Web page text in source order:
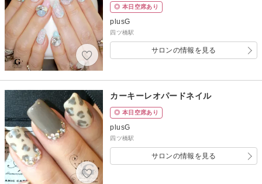
◎ 本日空席あり
plusG
四ツ橋駅
サロンの情報を見る
カーキーレオパードネイル
◎ 本日空席あり
plusG
四ツ橋駅
サロンの情報を見る